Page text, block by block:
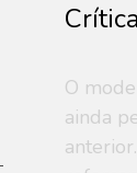
O
ainda